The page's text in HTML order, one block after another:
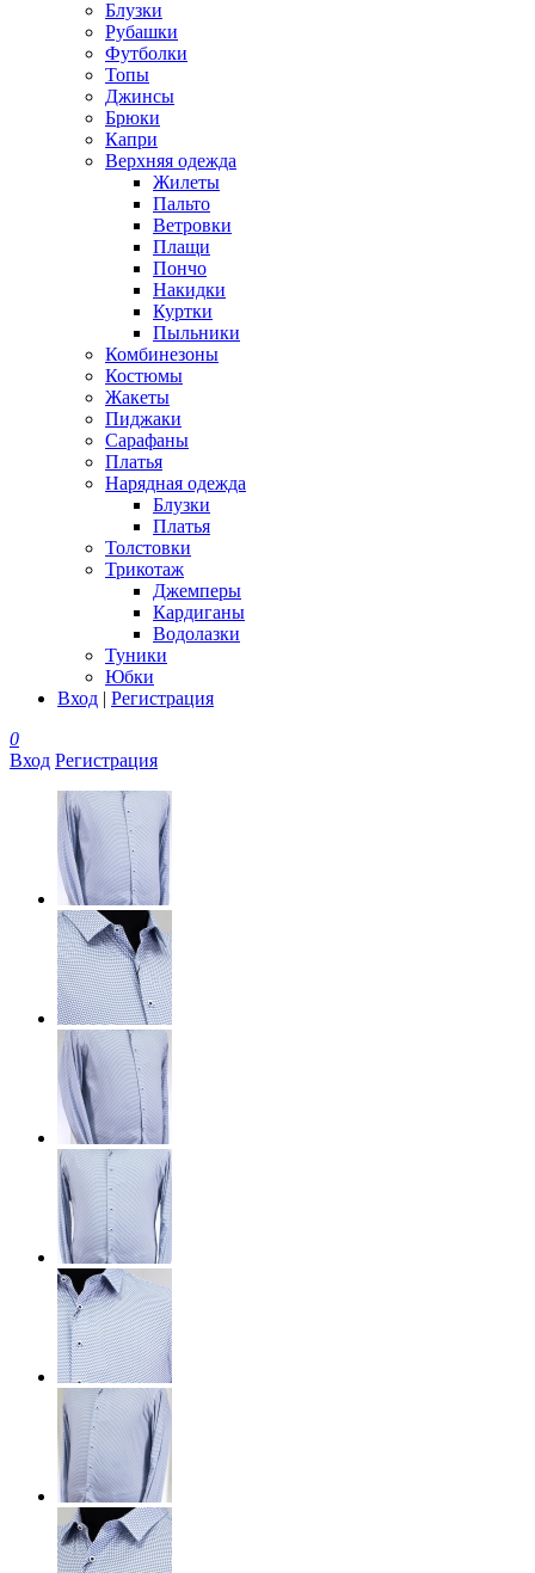
Блузки
Рубашки
Футболки
Топы
Джинсы
Брюки
Капри
Верхняя одежда
Жилеты
Пальто
Ветровки
Плащи
Пончо
Накидки
Куртки
Пыльники
Комбинезоны
Костюмы
Жакеты
Пиджаки
Сарафаны
Платья
Нарядная одежда
Блузки
Платья
Толстовки
Трикотаж
Джемперы
Кардиганы
Водолазки
Туники
Юбки
Вход | Регистрация
0
Вход Регистрация